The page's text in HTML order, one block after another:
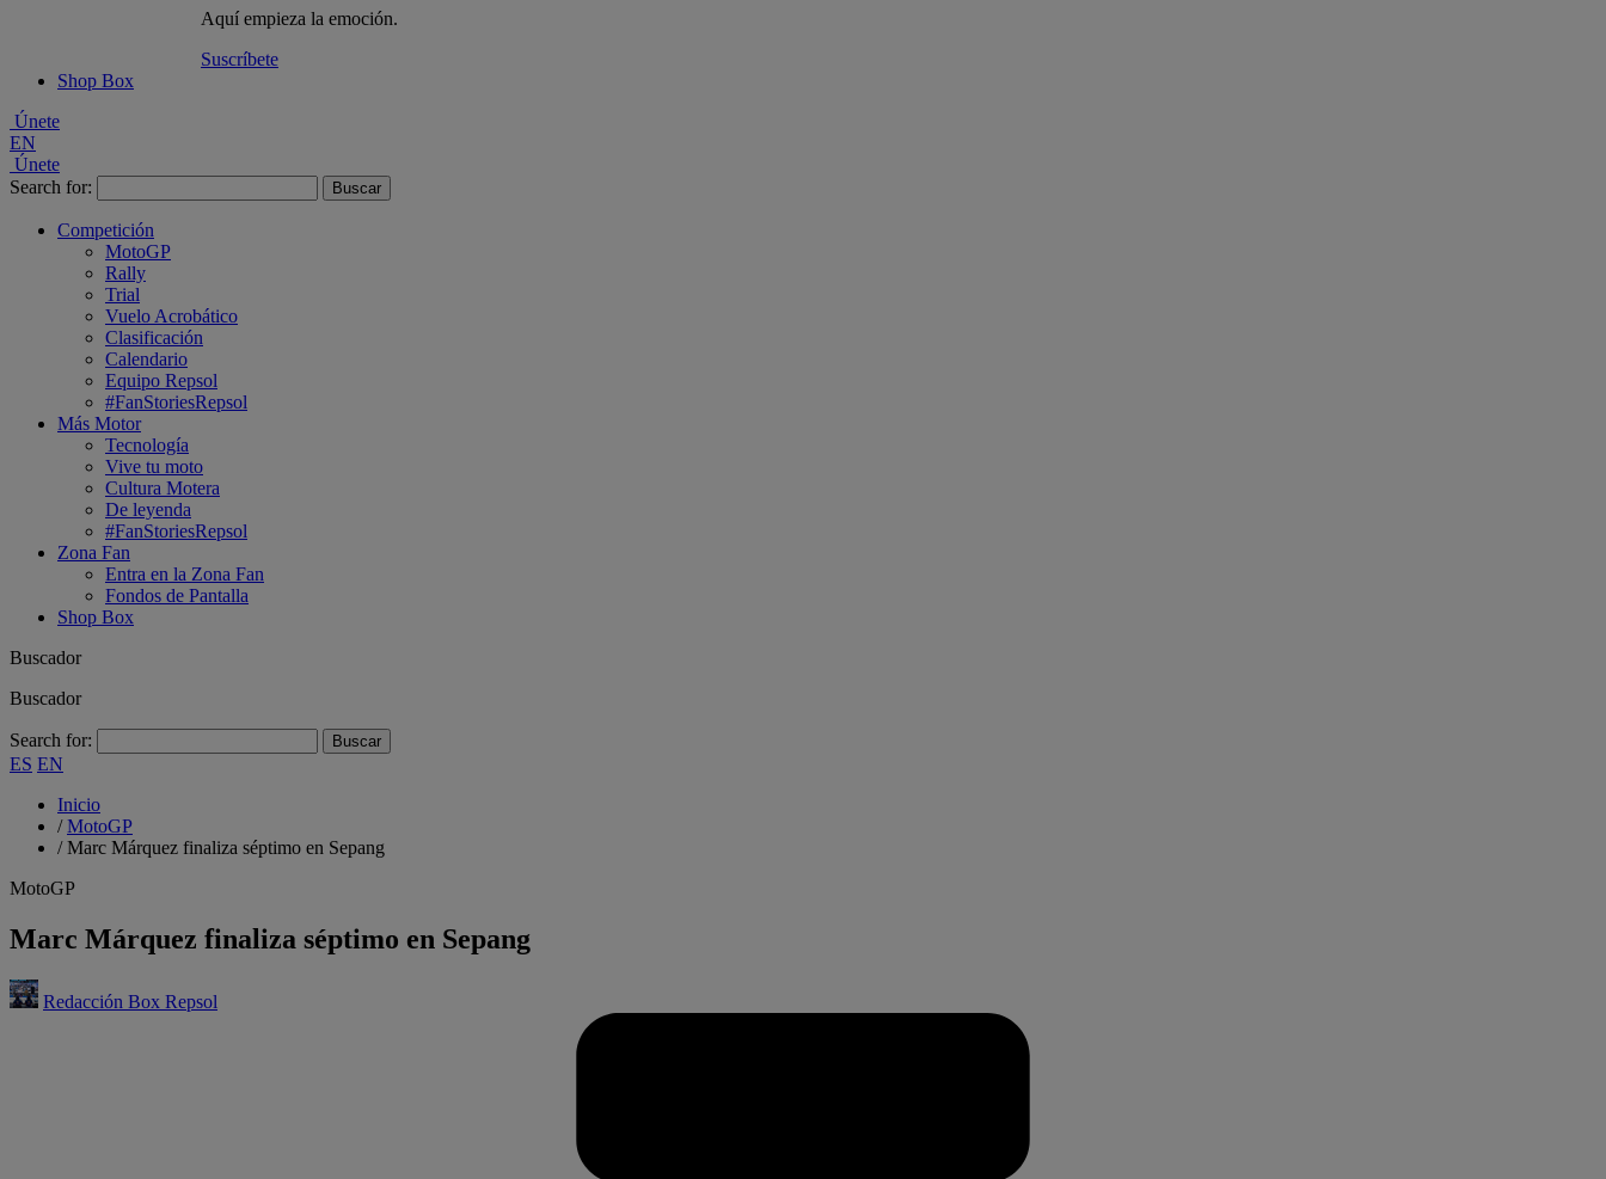
Aquí empieza la emoción.
Suscríbete
Shop Box
Únete
EN
Únete
Search for:
Competición
MotoGP
Rally
Trial
Vuelo Acrobático
Clasificación
Calendario
Equipo Repsol
#FanStoriesRepsol
Más Motor
Tecnología
Vive tu moto
Cultura Motera
De leyenda
#FanStoriesRepsol
Zona Fan
Entra en la Zona Fan
Fondos de Pantalla
Shop Box
Buscador
Buscador
Search for:
ES EN
Inicio
/MotoGP
/Marc Márquez finaliza séptimo en Sepang
MotoGP
Marc Márquez finaliza séptimo en Sepang
Redacción Box Repsol